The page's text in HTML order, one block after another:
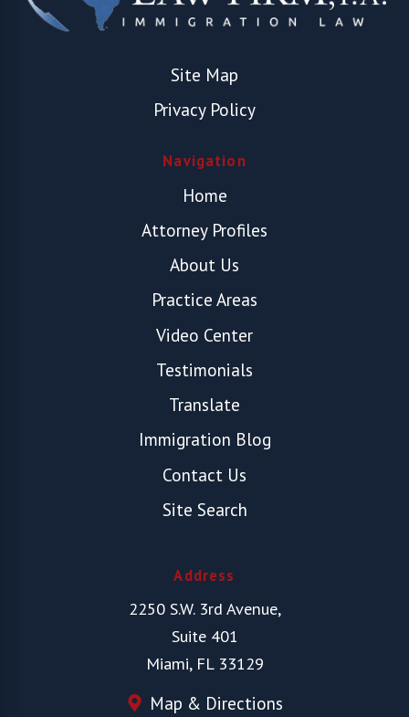
Site Map
Privacy Policy
Navigation
Home
Attorney Profiles
About Us
Practice Areas
Video Center
Testimonials
Translate
Immigration Blog
Contact Us
Site Search
Address
2250 S.W. 3rd Avenue,
Suite 401
Miami, FL 33129
Map & Directions